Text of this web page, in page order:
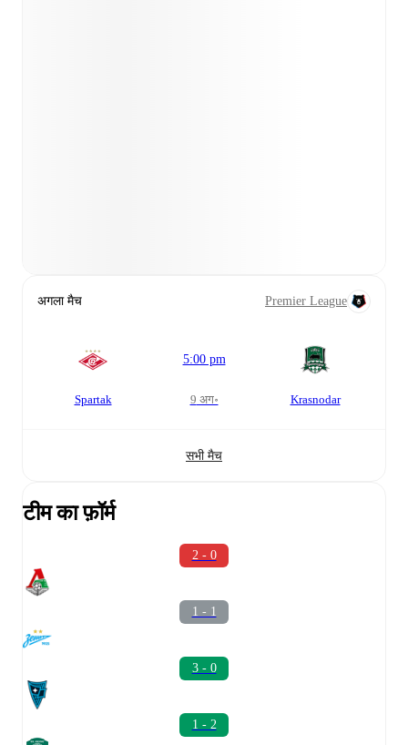
अगला मैच Premier League
Spartak
5:00 pm
9 अग॰ Krasnodar
सभी मैच
टीम का फ़ॉर्म
2 - 0
1 - 1
3 - 0
1 - 2